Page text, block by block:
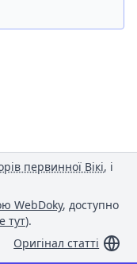
первинної Вікі, і
WebDoky, доступно
тут).
Оригінал статті